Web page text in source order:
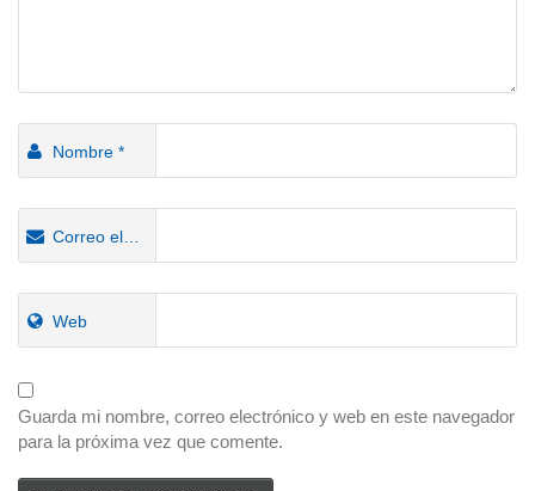
Nombre *
Correo electrónico
Web
Guarda mi nombre, correo electrónico y web en este navegador
para la próxima vez que comente.